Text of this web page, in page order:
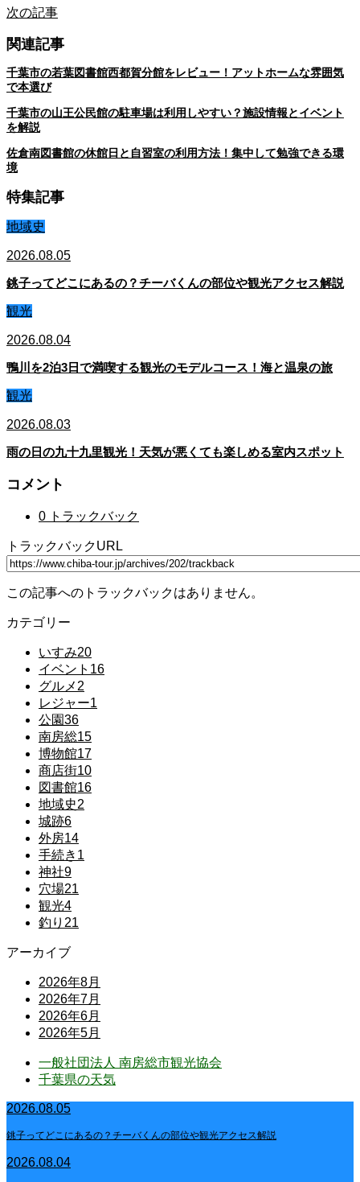
次の記事
関連記事
千葉市の若葉図書館西都賀分館をレビュー！アットホームな雰囲気
で本選び
千葉市の山王公民館の駐車場は利用しやすい？施設情報とイベント
を解説
佐倉南図書館の休館日と自習室の利用方法！集中して勉強できる環
境
特集記事
地域史
2026.08.05
銚子ってどこにあるの？チーバくんの部位や観光アクセス解説
観光
2026.08.04
鴨川を2泊3日で満喫する観光のモデルコース！海と温泉の旅
観光
2026.08.03
雨の日の九十九里観光！天気が悪くても楽しめる室内スポット
コメント
0 トラックバック
トラックバックURL
この記事へのトラックバックはありません。
カテゴリー
いすみ20
イベント 16
グルメ 2
レジャー1
公園36
南房総15
博物館17
商店街10
図書館16
地域史2
城跡6
外房14
手続き 1
神社9
穴場21
観光4
釣り 21
アーカイブ
2026年8月
2026年7月
2026年6月
2026年5月
一般社団法人 南房総市観光協会
千葉県の天気
2026.08.05
銚子ってどこにあるの？チーバくんの部位や観光アクセス解説
2026.08.04